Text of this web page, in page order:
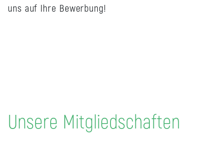
uns auf Ihre Bewerbung!
Unsere Mitgliedschaften